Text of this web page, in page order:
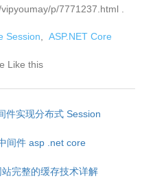
p/7771237.html .
Session ASP.NET Core
Like this
件实现分布式 Session
间件 asp .net core
完整的缓存技术详解